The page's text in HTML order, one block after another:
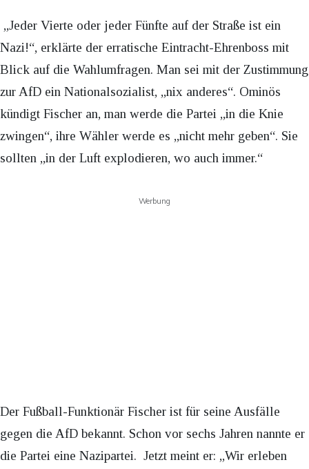
„Jeder Vierte oder jeder Fünfte auf der Straße ist ein
Nazi!“, erklärte der erratische Eintracht-Ehrenboss mit
Blick auf die Wahlumfragen. Man sei mit der Zustimmung
zur AfD ein Nationalsozialist, „nix anderes“. Ominös
kündigt Fischer an, man werde die Partei „in die Knie
zwingen“, ihre Wähler werde es „nicht mehr geben“. Sie
sollten „in der Luft explodieren, wo auch immer.“
Werbung
Der Fußball-Funktionär Fischer ist für seine Ausfälle
gegen die AfD bekannt. Schon vor sechs Jahren nannte er
die Partei eine Nazipartei. Jetzt meint er: „Wir erleben